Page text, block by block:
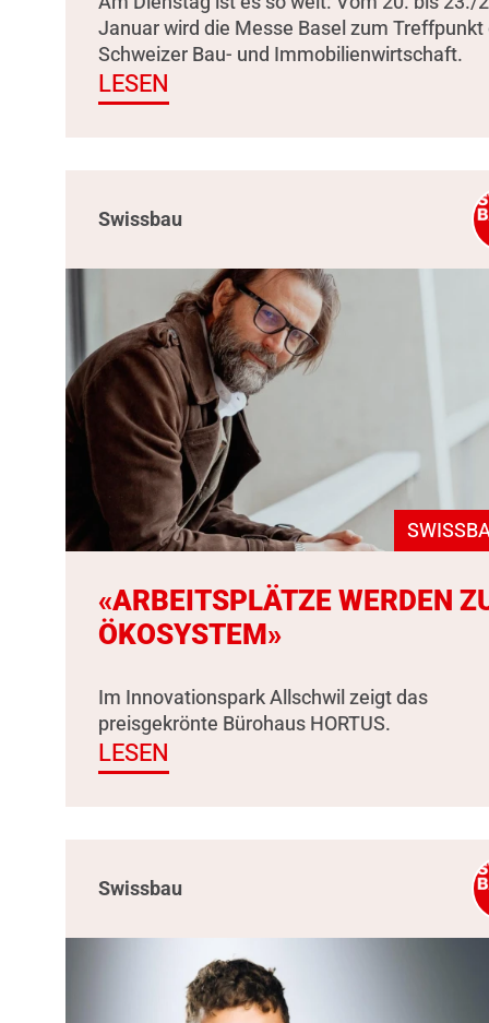
Januar wird die Messe Basel zum Treffpunkt
Schweizer Bau- und Immobilienwirtschaft.
LESEN
Swissbau
«ARBEITSPLÄTZE WERDEN
ÖKOSYSTEM»
Im Innovationspark Allschwil zeigt das
preisgekrönte Bürohaus HORTUS.
LESEN
Swissbau